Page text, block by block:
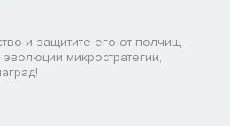
и защитите его от полчищ
микростратегии,